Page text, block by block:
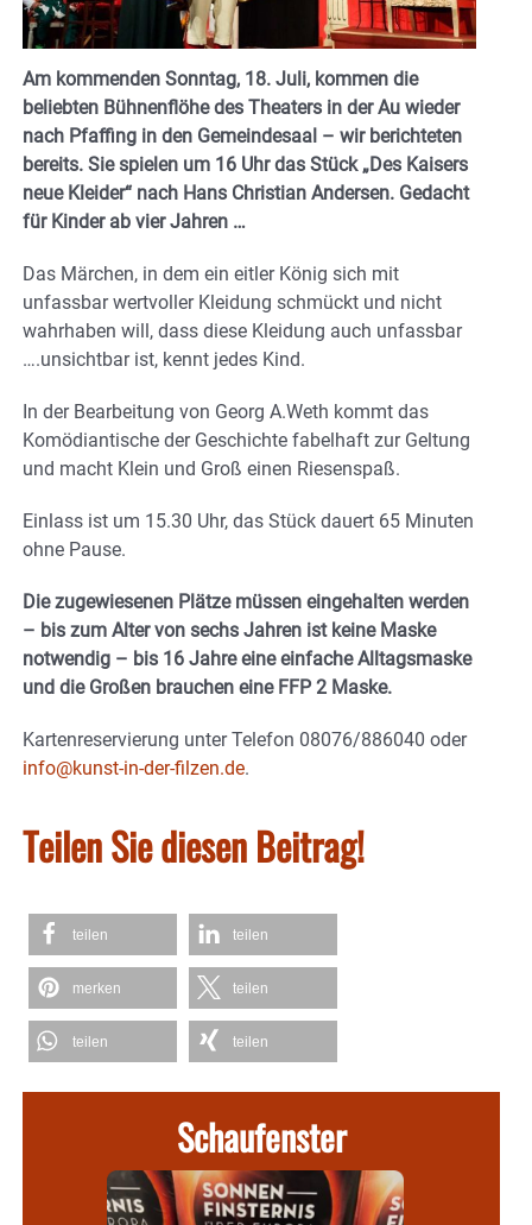
Am kommenden Sonntag, 18. Juli, kommen die
beliebten Bühnenflöhe des Theaters in der Au wieder
nach Pfaffing in den Gemeindesaal – wir berichteten
bereits. Sie spielen um 16 Uhr das Stück „Des Kaisers
neue Kleider“ nach Hans Christian Andersen. Gedacht
für Kinder ab vier Jahren …
Das Märchen, in dem ein eitler König sich mit
unfassbar wertvoller Kleidung schmückt und nicht
wahrhaben will, dass diese Kleidung auch unfassbar
….unsichtbar ist, kennt jedes Kind.
In der Bearbeitung von Georg A.Weth kommt das
Komödiantische der Geschichte fabelhaft zur Geltung
und macht Klein und Groß einen Riesenspaß.
Einlass ist um 15.30 Uhr, das Stück dauert 65 Minuten
ohne Pause.
Die zugewiesenen Plätze müssen eingehalten werden
– bis zum Alter von sechs Jahren ist keine Maske
notwendig – bis 16 Jahre eine einfache Alltagsmaske
und die Großen brauchen eine FFP 2 Maske.
Kartenreservierung unter Telefon 08076/886040 oder
info@kunst-in-der-filzen.de.
Teilen Sie diesen Beitrag!
teilen teilen
merken teilen
teilen teilen
Schaufenster